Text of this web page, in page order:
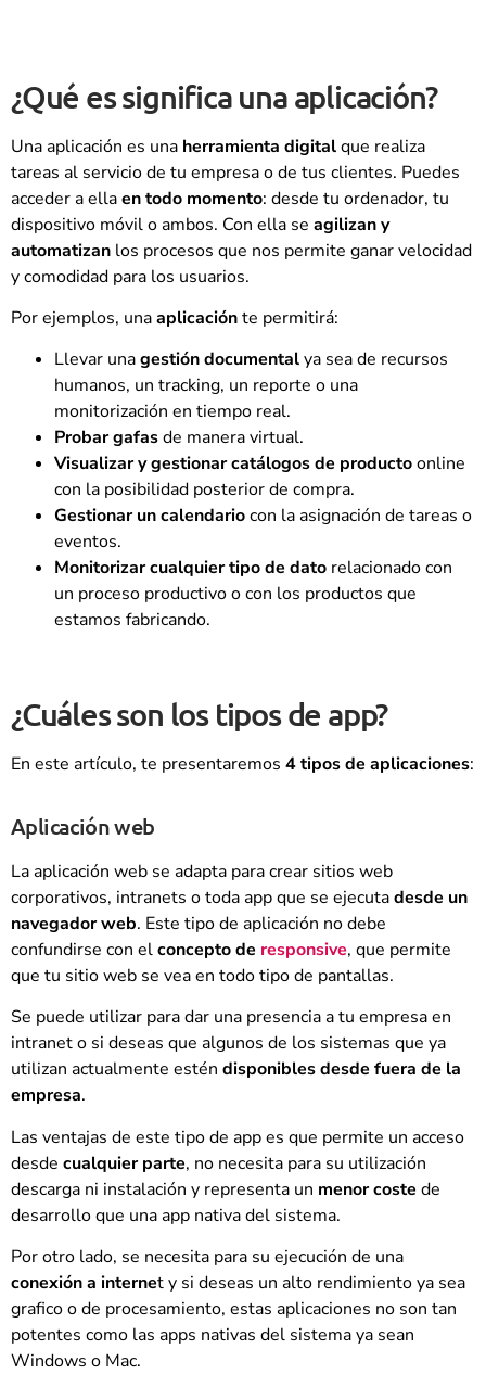
¿Qué es significa una aplicación?
Una aplicación es una herramienta digitalque realiza
tareas al servicio de tu empresa o de tus clientes. Puedes
acceder a ellaen todo momento: desde tu ordenador, tu
dispositivo móvil o ambos. Con ella se agilizan y
automatizan los procesos que nos permite ganar velocidad
y comodidad para los usuarios.
Por ejemplos, unaaplicaciónte permitirá:
Llevar unagestión documentalya sea de recursos
humanos, un tracking, un reporte o una
monitorización en tiempo real.
Probar gafasde manera virtual.
Visualizar y gestionar catálogos de productoonline
con la posibilidad posterior de compra.
Gestionar un calendariocon la asignación de tareas o
eventos.
Monitorizar cualquier tipo de dato relacionado con
un proceso productivo o con los productos que
estamos fabricando.
¿Cuáles son los tipos de app?
En este artículo, te presentaremos 4 tipos de aplicaciones:
Aplicación web
La aplicación web se adapta para crear sitios web
corporativos, intranets o toda app que se ejecutadesde un
navegador web. Este tipo de aplicación no debe
confundirse con elconcepto de responsive, que permite
que tu sitio web se vea en todo tipo de pantallas.
Se puede utilizar para dar una presencia a tu empresa en
intranet o si deseas que algunos de los sistemas que ya
utilizan actualmente estén disponibles desde fuera de la
empresa.
Las ventajas de este tipo de app es que permite un acceso
desde cualquier parte, no necesita para su utilización
descarga ni instalación y representa un menor coste de
desarrollo que una app nativa del sistema.
Por otro lado, se necesita para su ejecución de una
conexión a internet y si deseas un alto rendimiento ya sea
grafico o de procesamiento, estas aplicaciones no son tan
potentes como las apps nativas del sistema ya sean
Windows o Mac.